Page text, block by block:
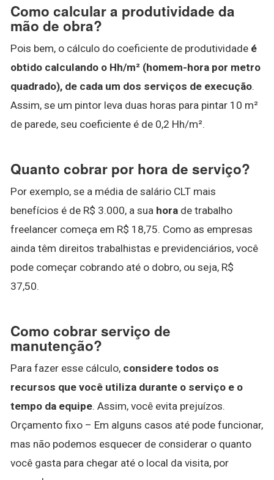
Como calcular a produtividade da
mão de obra?
Pois bem, o cálculo do coeficiente de produtividade é
obtido calculando o Hh/m² (homem-hora por metro
quadrado), de cada um dos serviços de execução.
Assim, se um pintor leva duas horas para pintar 10 m²
de parede, seu coeficiente é de 0,2 Hh/m².
Quanto cobrar por hora de serviço?
Por exemplo, se a média de salário CLT mais
benefícios é de R$ 3.000, a sua hora de trabalho
freelancer começa em R$ 18,75. Como as empresas
ainda têm direitos trabalhistas e previdenciários, você
pode começar cobrando até o dobro, ou seja, R$
37,50.
Como cobrar serviço de
manutenção?
Para fazer esse cálculo, considere todos os
recursos que você utiliza durante o serviço e o
tempo da equipe. Assim, você evita prejuízos.
Orçamento fixo – Em alguns casos até pode funcionar,
mas não podemos esquecer de considerar o quanto
você gasta para chegar até o local da visita, por